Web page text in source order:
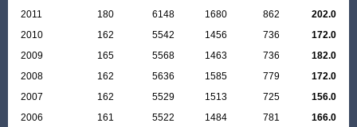
2011
180 6148 1680 862
202.0
2010
162 5542 1456 736
172.0
2009
165 5568 1463 736
182.0
2008
162 5636 1585 779
172.0
2007
162 5529 1513 725
156.0
2006
161 5522 1484 781
166.0